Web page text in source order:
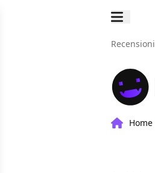
Recensioni
Home